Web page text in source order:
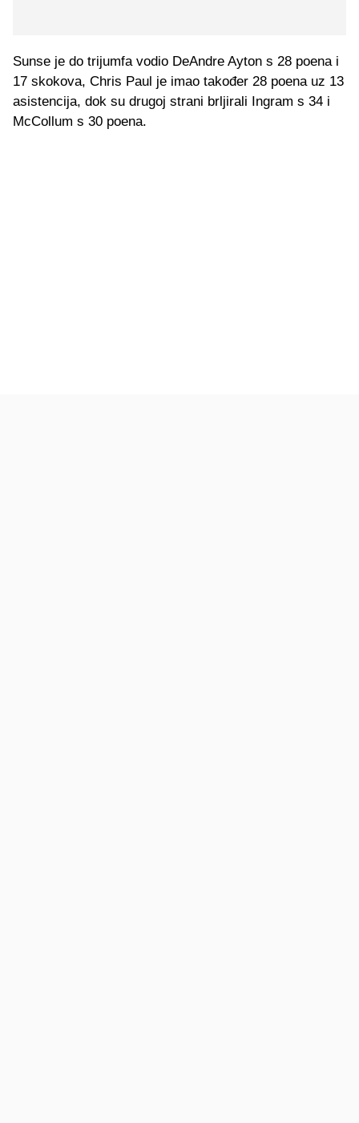
Sunse je do trijumfa vodio DeAndre Ayton s 28 poena i
17 skokova, Chris Paul je imao također 28 poena uz 13
asistencija, dok su drugoj strani brljirali Ingram s 34 i
McCollum s 30 poena.